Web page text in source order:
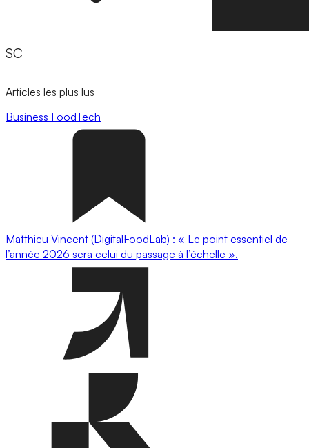
SC
Articles les plus lus
Business FoodTech
Matthieu Vincent (DigitalFoodLab) : « Le point essentiel de
l’année 2026 sera celui du passage à l’échelle ».